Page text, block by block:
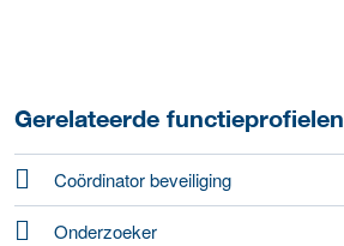
Gerelateerde functieprofielen
Coördinator beveiliging
Onderzoeker